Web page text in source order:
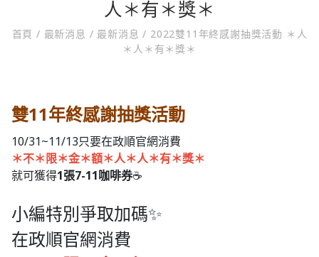
人＊有＊獎＊
首頁/ 最新消息 / 最新消息/ 2022雙11年終感謝抽獎活動 ＊人
＊人＊有＊獎＊
雙11年終感謝抽獎活動
10/31~11/13只要在政順官網消費
＊不＊限＊金＊額＊人＊人＊有＊獎＊
就可獲得1張7-11咖啡券☕
小編特別爭取加碼✨
在政順官網消費